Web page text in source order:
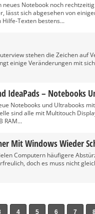
Notebook noch
lässt sich abgesehen von
Texten bestens...
stehen die Zeichen auf
einige Veränderungen mit
IdeaPads – Notebooks
Notebooks und Ultrabooks
sind alle mit Multitouch
RAM...
Mit Windows Wieder
Computern häufigere
doch es muss nicht
4 5 6 7